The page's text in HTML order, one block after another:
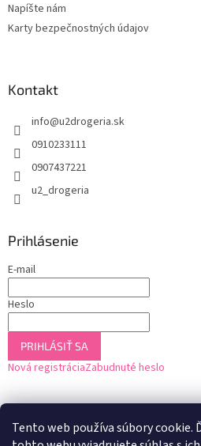
Tento web používa súbory cookie.
Napíšte nám
Karty bezpečnostných údajov
Kontakt
info@u2drogeria.sk
0910233111
0907437221
u2_drogeria
Prihlásenie
E-mail
Heslo
PRIHLÁSIŤ SA
Nová registráciaZabudnuté heslo